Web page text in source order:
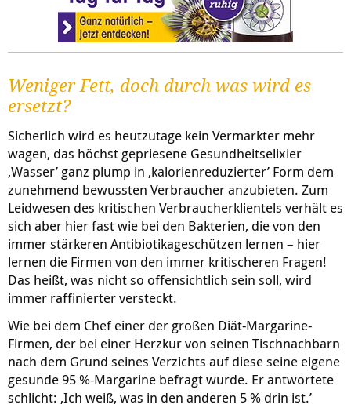
Weniger Fett, doch durch was wird es
ersetzt?
Sicherlich wird es heutzutage kein Vermarkter mehr
wagen, das höchst gepriesene Gesundheitselixier
‚Wasser’ ganz plump in ‚kalorienreduzierter’ Form dem
zunehmend bewussten Verbraucher anzubieten. Zum
Leidwesen des kritischen Verbraucherklientels verhält es
sich aber hier fast wie bei den Bakterien, die von den
immer stärkeren Antibiotikageschützen lernen – hier
lernen die Firmen von den immer kritischeren Fragen!
Das heißt, was nicht so offensichtlich sein soll, wird
immer raffinierter versteckt.
Wie bei dem Chef einer der großen Diät-Margarine-
Firmen, der bei einer Herzkur von seinen Tischnachbarn
nach dem Grund seines Verzichts auf diese seine eigene
gesunde 95 %-Margarine befragt wurde. Er antwortete
schlicht: ‚Ich weiß, was in den anderen 5 % drin ist.’